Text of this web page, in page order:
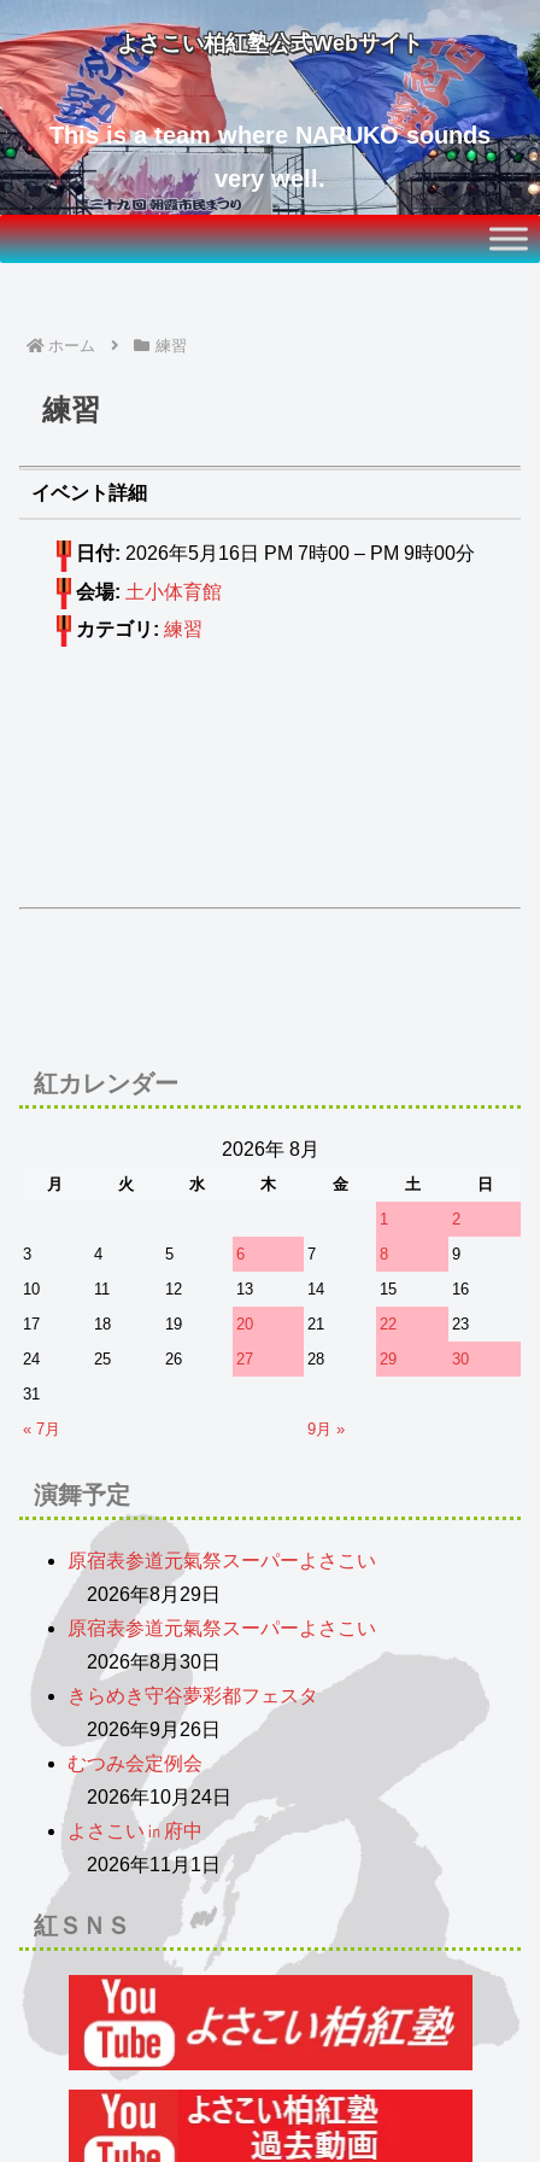
よさこい柏紅塾公式Webサイト
This is a team where NARUKO sounds
very well.
ホーム 練習
練習
イベント詳細
日付: 2026年5月16日 PM 7時00 – PM 9時00分
会場: 土小体育館
カテゴリ: 練習
紅カレンダー
2026年 8月
月 火 水 木 金 土
日
1
2
3
4 5 6 7 8
9
10
11 12 13 14 15
16
17
18 19 20 21 22
23
24
25 26 27 28 29
30
31
« 7月
9月 »
演舞予定
原宿表参道元氣祭スーパーよさこい
2026年8月29日
原宿表参道元氣祭スーパーよさこい
2026年8月30日
きらめき守谷夢彩都フェスタ
2026年9月26日
むつみ会定例会
2026年10月24日
よさこい㏌府中
2026年11月1日
紅ＳＮＳ